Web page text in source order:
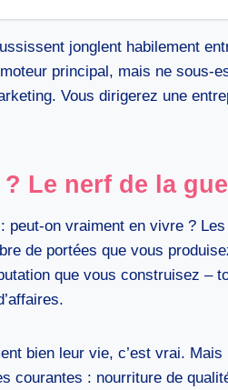
jonglent habilement
principal, mais ne sous-
Vous dirigerez une
Le nerf de la
peut-on vraiment en vivre ? Les
de portées que vous
que vous construisez –
bien leur vie, c’est vrai. Mais
courantes : nourriture de